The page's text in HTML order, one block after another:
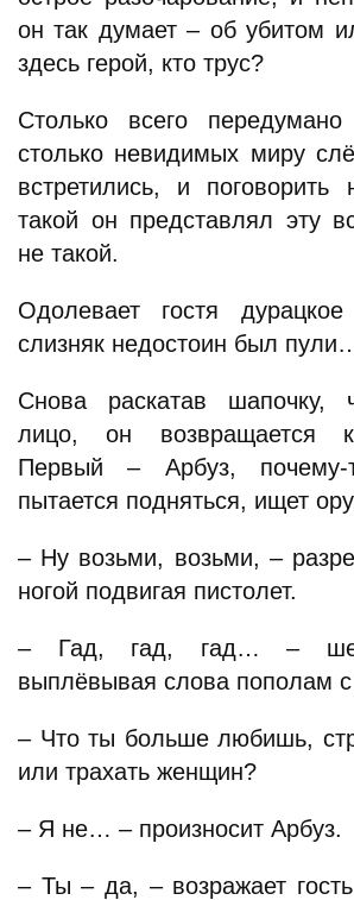
он так думает – об убитом
здесь герой, кто трус?
Столько всего
столько невидимых миру
встретились, и
такой он представлял эту
не такой.
Одолевает гостя
слизняк недостоин был
Снова раскатав шапочку,
лицо, он возвращается
Первый – Арбуз,
пытается подняться, ищет
– Ну возьми, возьми, –
ногой подвигая пистолет.
– Гад, гад, гад… –
выплёвывая слова пополам
– Что ты больше любишь,
или трахать женщин?
– Я не… – произносит Арбуз.
– Ты – да, – возражает